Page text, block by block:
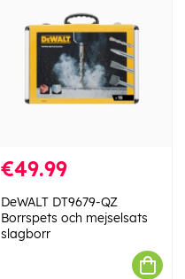
€49.99
DeWALT DT9679-QZ
Borrspets och mejselsats
slagborr